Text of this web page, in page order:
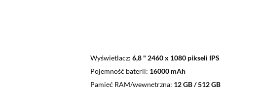
Wyświetlacz 6,8 " 2460 x 1080 pikseli IPS
Pojemność baterii 16000 mAh
Pamięć RAM/wewnętrzna 12 GB / 512 GB